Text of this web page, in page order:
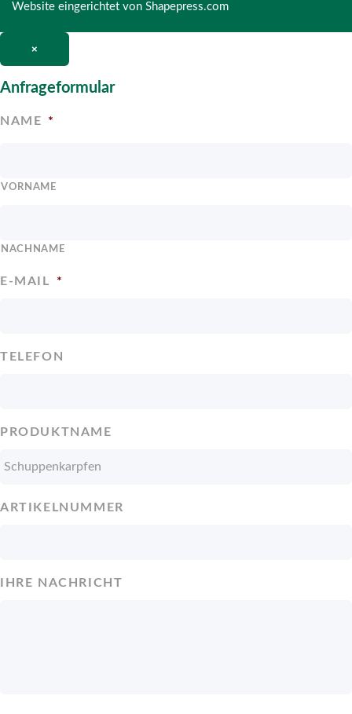
Website eingerichtet von Shapepress.com
×
Anfrageformular
NAME *
VORNAME
NACHNAME
E-MAIL *
TELEFON
PRODUKTNAME
ARTIKELNUMMER
IHRE NACHRICHT